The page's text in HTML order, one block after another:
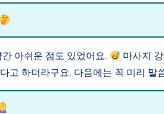
아쉬운 점도 있었어요.
마사지
고 하더라구요. 다음에는 꼭 미리 말